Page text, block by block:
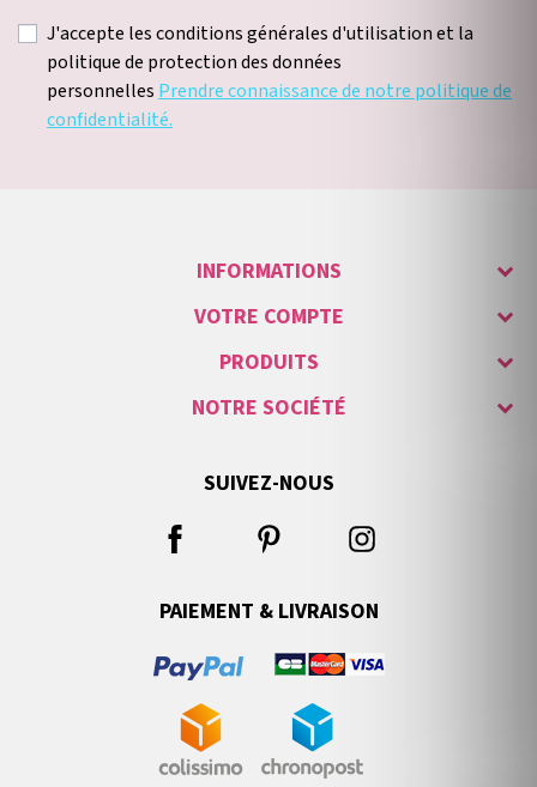
J'accepte les conditions générales d'utilisation et la
politique de protection des données
personnelles Prendre connaissance de notre politique de
confidentialité.
INFORMATIONS
VOTRE COMPTE
PRODUITS
NOTRE SOCIÉTÉ
SUIVEZ-NOUS
PAIEMENT & LIVRAISON